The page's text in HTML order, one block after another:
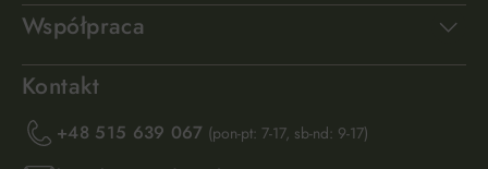
Współpraca
Kontakt
+48 515 639 067 (pon-pt: 7-17, sb-nd: 9-17)